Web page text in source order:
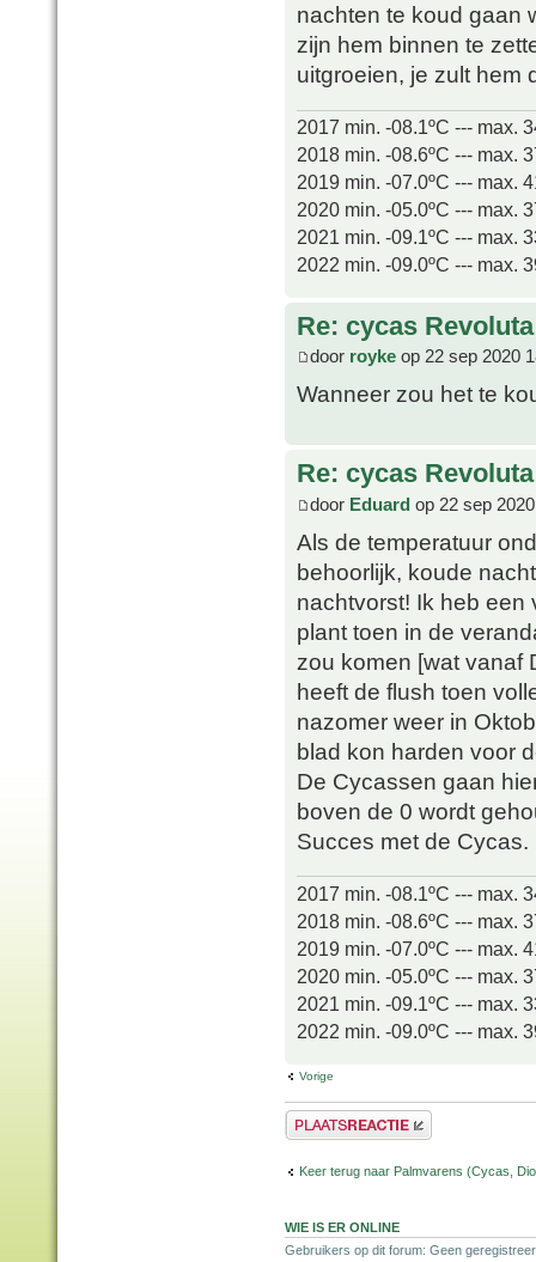
nachten te koud gaan
zijn hem binnen te
uitgroeien, je zult hem
2017 min. -08.1ºC --- max.
2018 min. -08.6ºC --- max.
2019 min. -07.0ºC --- max.
2020 min. -05.0ºC --- max.
2021 min. -09.1ºC --- max.
2022 min. -09.0ºC --- max.
Re: cycas Revoluta
door royke op 22 sep 2020
Wanneer zou het te
Re: cycas Revoluta
door Eduard op 22 sep
Als de temperatuur
behoorlijk, koude
nachtvorst! Ik heb een
plant toen in de
zou komen [wat vanaf
heeft de flush toen
nazomer weer in
blad kon harden voor
De Cycassen gaan
boven de 0 wordt
Succes met de Cycas.
2017 min. -08.1ºC --- max.
2018 min. -08.6ºC --- max.
2019 min. -07.0ºC --- max.
2020 min. -05.0ºC --- max.
2021 min. -09.1ºC --- max.
2022 min. -09.0ºC --- max.
Vorige
Plaats een reactie
Keer terug naar Palmvarens (Cycas,
WIE IS ER ONLINE
Gebruikers op dit forum: Geen